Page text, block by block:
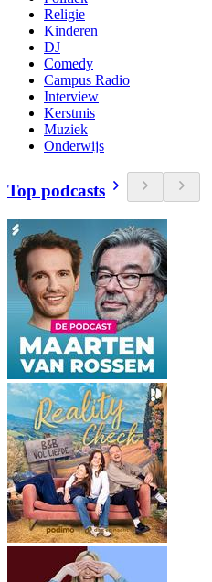
Religie
Kinderen
DJ
Comedy
Campus Radio
Interview
Kerstmis
Muziek
Onderwijs
Top podcasts